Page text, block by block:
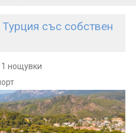
със собствен
нощувки